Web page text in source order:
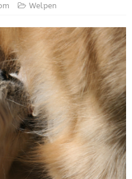
neue Trend? DIES UND DAS
Hunde DIES UND DAS
UND DAS
DIES UND DAS
bei napfcheck-shop.de DIES
und Junghunde auf napfcheck-
und Katze bei napfcheck-shop.de
englischsprachigen Besucher on
Welpen